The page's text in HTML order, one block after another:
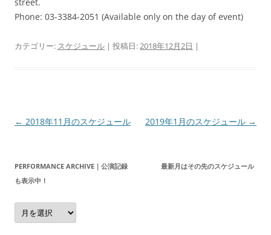
Phone: 03-3384-2051 (Available only on the day of event)
カテゴリー: スケジュール | 投稿日:2018年12月2日 |
投
ビ
ー
シ
← 2018年11月のスケジュール 2019年1月のスケジュール →
PERFORMANCE ARCHIVE｜公演記録 最新月はその先のスケジュール
も表示中！
Performance
Archive
｜